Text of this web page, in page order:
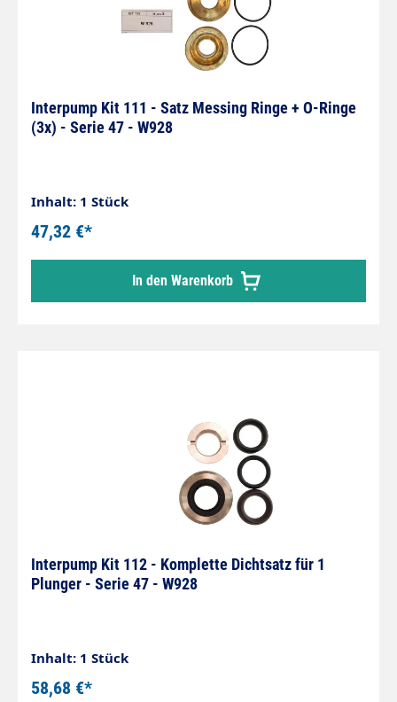
Interpump Kit 111 - Satz Messing Ringe + O-Ringe
(3x) - Serie 47 - W928
Inhalt: 1 Stück
47,32 €*
In den Warenkorb
Interpump Kit 112 - Komplette Dichtsatz für 1
Plunger - Serie 47 - W928
Inhalt: 1 Stück
58,68 €*